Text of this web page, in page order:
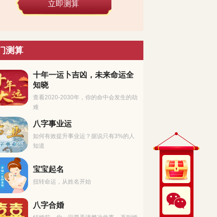
立即测算
测算
十年一运卜吉凶，未来命运全
知晓
查看2020-2030年，你的命中会发生的劫
难
八字事业运
如何有效提升事业运？据说只有3%的人
知道
宝宝起名
扭转命运，从姓名开始
八字合婚